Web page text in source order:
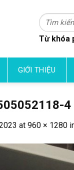
Tìm
kiếm:
Từ khóa
GIỚI THIỆU
4
at 960 × 1280